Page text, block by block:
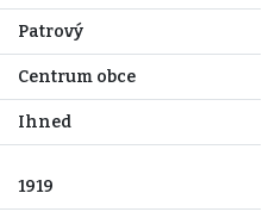
Patrový
Centrum obce
Ihned
1919